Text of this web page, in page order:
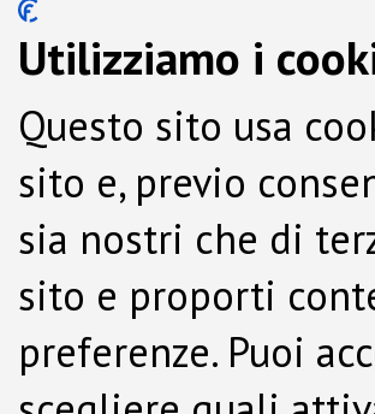
Utilizziamo i
Questo sito usa
sito e, previo
sia nostri che di
sito e proporti
preferenze. Puoi